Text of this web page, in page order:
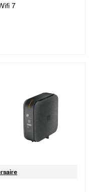
7
par mois, Sans engagement